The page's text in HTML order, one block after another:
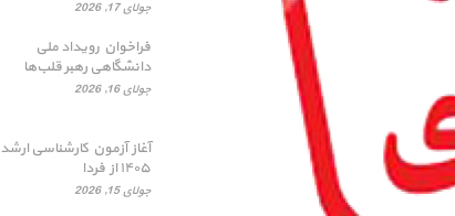
جولای 17, 2026
فراخوان رویداد ملی
دانشگاهی رهبر قلب‌ها
جولای 16, 2026
آغاز آزمون کارشناسی ارشد
۱۴۰۵ از فردا
جولای 15, 2026